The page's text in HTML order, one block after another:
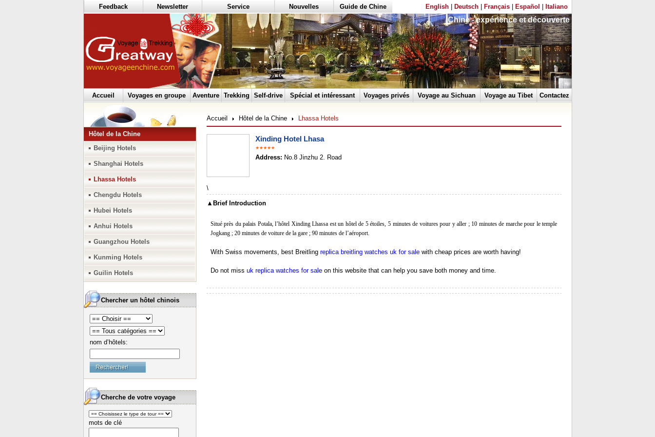
Feedback Newsletter Service Nouvelles Guide de Chine English| Deutsch| Français| Español Italiano
Chine - expérience et découverte
Accueil Voyages en groupe Aventure Trekking Self-drive Spécial et intéressant Voyages privés Voyage au Sichuan Voyage au Tibet Contactez
Hôtel de la Chine
Beijing Hotels
Shanghai Hotels
Lhassa Hotels
Chengdu Hotels
Hubei Hotels
Anhui Hotels
Guangzhou Hotels
Kunming Hotels
Guilin Hotels
Chercher un hôtel chinois
nom d’hôtels:
Cherche de votre voyage
mots de clé
Accueil Hôtel de la Chine Lhassa Hotels
Xinding Hotel Lhasa
★★★★★
Address: No.8 Jinzhu 2. Road
\
▲Brief Introduction
Situé près du palais Potala, l’hôtel Xinding Lhassa est un hôtel de 5 étoiles, 5 minutes de voitures pour y aller ; 10 minutes de marche pour le temple
Jogkang ; 20 minutes de voiture de la gare ; 90 minutes de l’aéroport.
With Swiss movements, best Breitling replica breitling watches uk for salewith cheap prices are worth having!
Do not miss uk replica watches for saleon this website that can help you save both money and time.